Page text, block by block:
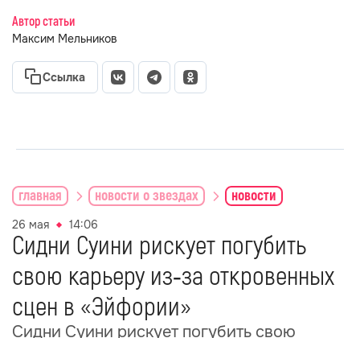
Автор статьи
Максим Мельников
Ссылка
главная новости о звездах новости
26 мая 14:06
Сидни Суини рискует погубить
свою карьеру из‑за откровенных
сцен в «Эйфории»
Сидни Суини рискует погубить свою